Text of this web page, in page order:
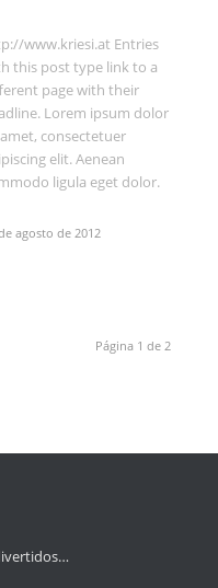
videos/41629603
www.kriesi.at Entries
this post type link to a
page with their
Lorem ipsum dolor
consectetuer
elit. Aenean
ligula eget dolor.
agosto de 2012
Página 1 de 2